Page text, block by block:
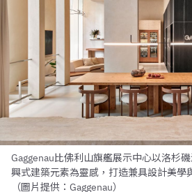
Gaggenau比佛利山旗艦展示中心以洛杉
興式建築元素為靈感，打造兼具設計美學
（圖片提供：Gaggenau）